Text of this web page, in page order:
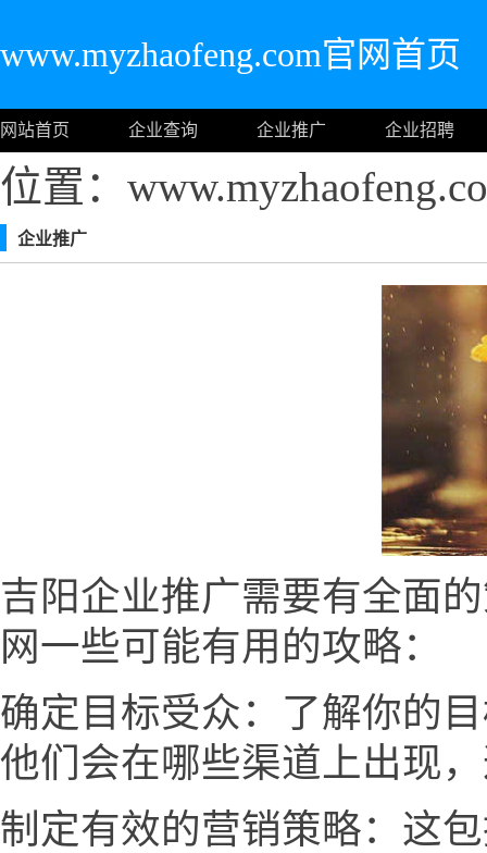
www.myzhaofeng.com官网首页
网站首页 企业查询 企业推广 企业招聘
位置：
企业推广
吉阳企业推广需要有全面
网一些可能有用的攻略：
确定目标受众：了解你的
他们会在哪些渠道上出现
制定有效的营销策略：这